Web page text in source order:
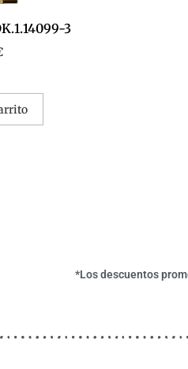
3
*Los descuentos